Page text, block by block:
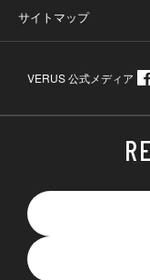
サイトマップ
VERUS 公式メディア